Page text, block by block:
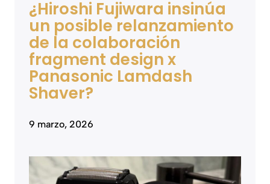
¿Hiroshi Fujiwara insinúa
un posible relanzamiento
de la colaboración
fragment design x
Panasonic Lamdash
Shaver?
9 marzo, 2026